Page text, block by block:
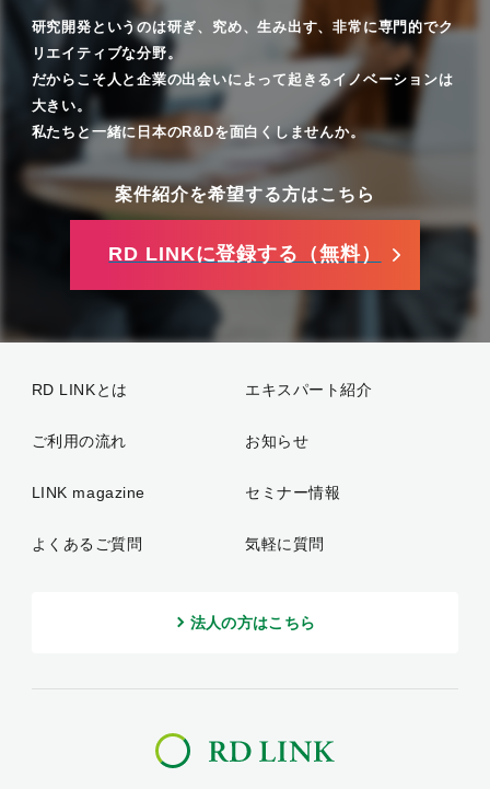
研究開発というのは研ぎ、究め、生み出す、非常に専門的でク
リエイティブな分野。
だからこそ人と企業の出会いによって起きるイノベーションは
大きい。
私たちと一緒に日本のR&Dを面白くしませんか。
案件紹介を希望する方はこちら
RD LINKに登録する（無料）
RD LINKとは エキスパート紹介
ご利用の流れ お知らせ
LINK magazine セミナー情報
よくあるご質問 気軽に質問
法人の方はこちら